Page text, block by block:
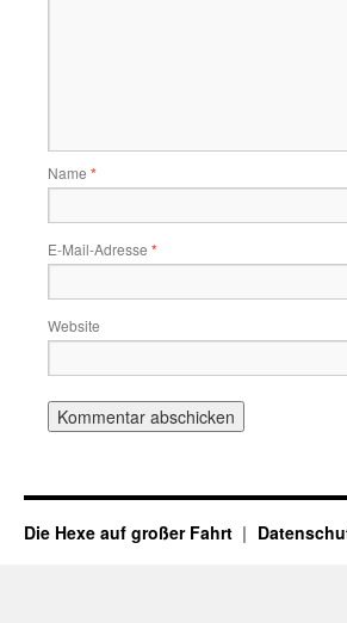
Name *
E-Mail-Adresse *
Website
Die Hexe auf großer Fahrt